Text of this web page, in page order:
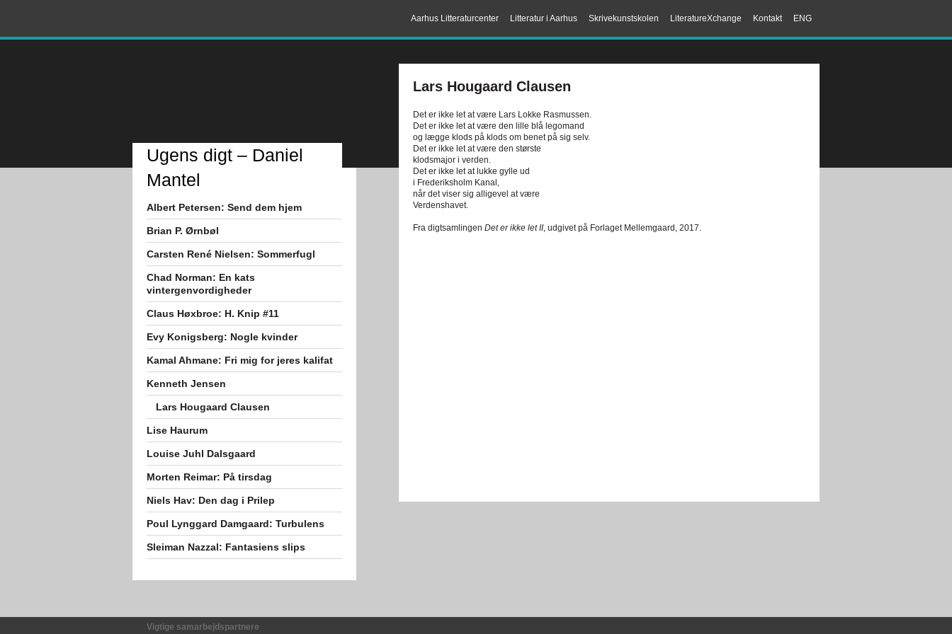
ENG
Kontakt
LiteratureXchange
Skrivekunstskolen
Litteratur i Aarhus
Aarhus Litteraturcenter
Lars Hougaard Clausen
Det er ikke let at være Lars Lokke Rasmussen.
Det er ikke let at være den lille blå legomand
og lægge klods på klods om benet på sig selv.
Det er ikke let at være den største
klodsmajor i verden.
Det er ikke let at lukke gylle ud
i Frederiksholm Kanal,
når det viser sig alligevel at være
Verdenshavet.
Fra digtsamlingen Det er ikke let II, udgivet på Forlaget Mellemgaard, 2017.
Ugens digt – Daniel
Mantel
Albert Petersen: Send dem hjem
Brian P. Ørnbøl
Carsten René Nielsen: Sommerfugl
Chad Norman: En kats
vintergenvordigheder
Claus Høxbroe: H. Knip #11
Evy Konigsberg: Nogle kvinder
Kamal Ahmane: Fri mig for jeres kalifat
Kenneth Jensen
Lars Hougaard Clausen
Lise Haurum
Louise Juhl Dalsgaard
Morten Reimar: På tirsdag
Niels Hav: Den dag i Prilep
Poul Lynggard Damgaard: Turbulens
Sleiman Nazzal: Fantasiens slips
Vigtige samarbejdspartnere